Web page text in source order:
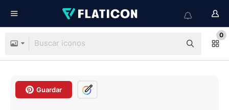
0
Guardar